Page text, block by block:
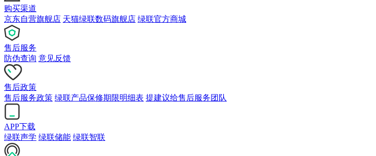
购买渠道
京东自营旗舰店 天猫绿联数码旗舰店 绿联官方商城
售后服务
防伪查询 意见反馈
售后政策
售后服务政策 绿联产品保修期限明细表 提建议给售后服务团队
APP下载
绿联声学 绿联储能 绿联智联